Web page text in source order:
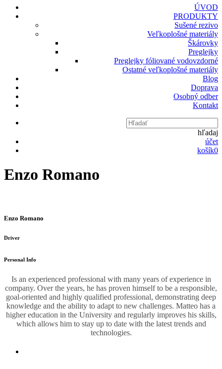
ÚVOD
PRODUKTY
Sušené rezivo
Veľkoplošné materiály
Škárovky
Preglejky
Preglejky fóliované vodovzdorné
Ostatné veľkoplošné materiály
Blog
Doprava
Osobný odber
Kontakt
hľadaj
účet
košík0
Enzo Romano
Enzo Romano
Driver
Personal Info
Is an experienced professional with many years of experience in
company. Over the years, he has proven himself to be a responsible,
goal-oriented and highly qualified professional, demonstrating deep
knowledge and the ability to adapt to new challenges. Matteo has a
higher education in the University and regularly improves his skills,
which allows him to stay up to date with the latest trends and
technologies.